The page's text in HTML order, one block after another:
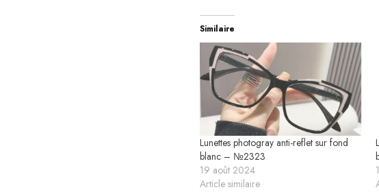
Similaire
Lunettes photogray anti-reflet sur fond
blanc – №2323
19 août 2024
Article similaire